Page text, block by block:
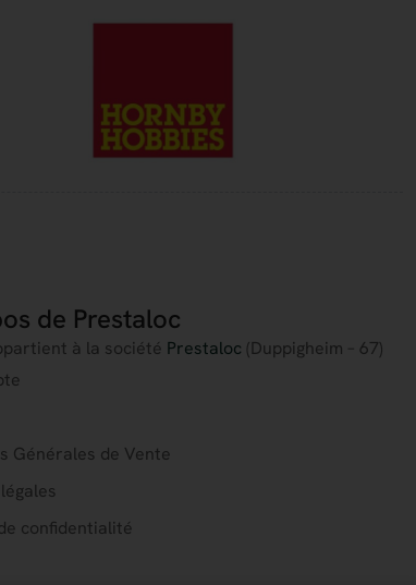
de Prestaloc
à la société Prestaloc (Duppigheim – 67)
Générales de Vente
confidentialité